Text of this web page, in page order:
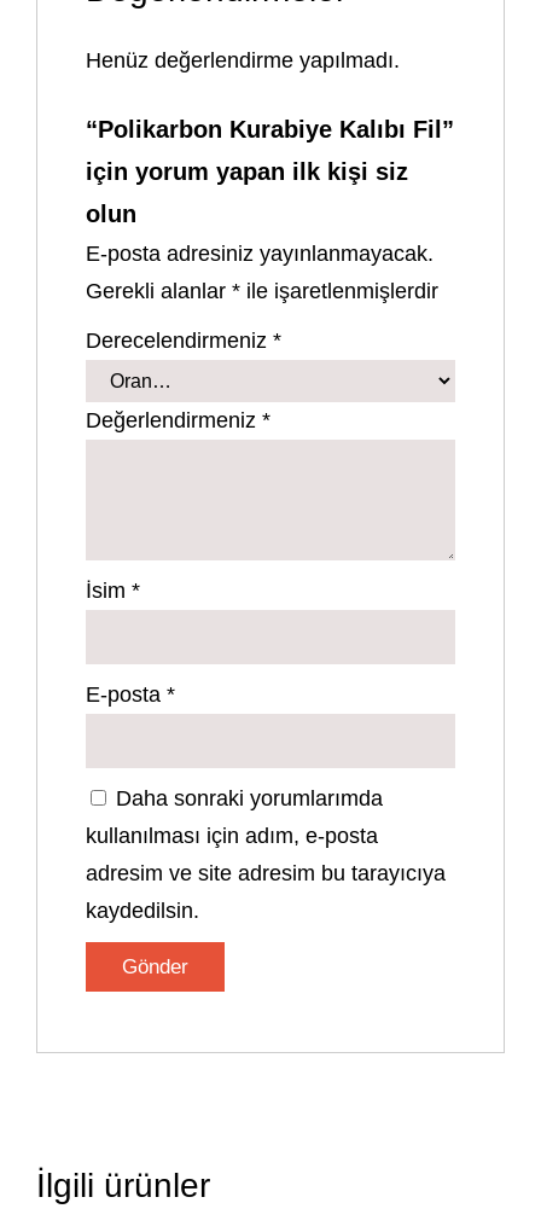
Henüz değerlendirme yapılmadı.
“Polikarbon Kurabiye Kalıbı Fil”
için yorum yapan ilk kişi siz
olun
E-posta adresiniz yayınlanmayacak.
Gerekli alanlar* ile işaretlenmişlerdir
Derecelendirmeniz*
Değerlendirmeniz*
İsim*
E-posta*
Daha sonraki yorumlarımda
kullanılması için adım, e-posta
adresim ve site adresim bu tarayıcıya
kaydedilsin.
İlgili ürünler